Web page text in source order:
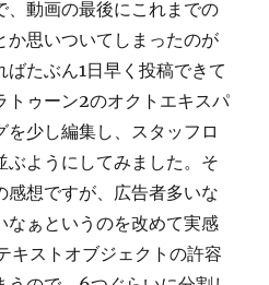
動画の最後にこれまでの
か思いついてしまったのが
たぶん1日早く投稿できて
トゥーン2のオクトエキスパ
を少し編集し、スタッフロ
ぶようにしてみました。そ
感想ですが、広告者多いな
なぁというのを改めて実感
キストオブジェクトの許容